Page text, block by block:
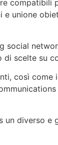
unione
scelte su
così
diverso